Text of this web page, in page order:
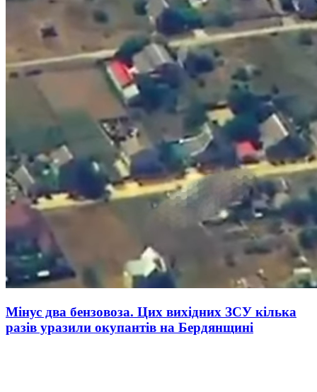
Мінус два бензовоза. Цих вихідних ЗСУ кілька
разів уразили окупантів на Бердянщині